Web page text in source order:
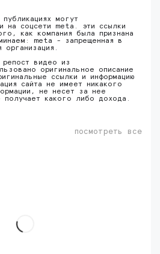
могут
на соцсети meta. эти ссылки
как компания была признана
meta - запрещенная в
организация.
репост видео из
оригинальное описание
ссылки и информацию
сайта не имеет никакого
не несет за нее
получает какого либо дохода.
посмотреть все